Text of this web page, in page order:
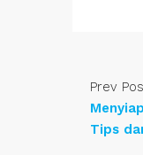
Prev
Tips